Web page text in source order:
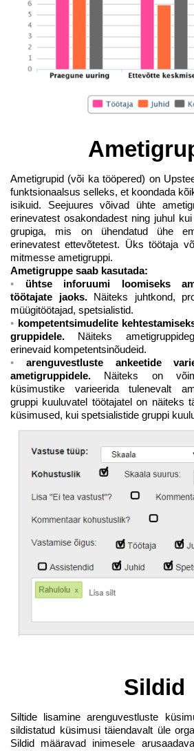
Ametigrupid (või ka tööpered) on
funktsionaalsus selleks, et koondada
isikuid. Seejuures võivad ühte
erinevatest osakondadest ning juhul
grupiga, mis on ühendatud ühe
erinevatest ettevõtetest. Üks töötaja
mitmesse ametigruppi.
Ametigruppe saab kasutada:
ühtse inforuumi loomiseks
töötajate jaoks.Näiteks juhtkond,
müügitöötajad, spetsialistid.
kompetentsimudelite
gruppidele. Näiteks
erinevaid kompetentsinõudeid.
arenguvestluste ankeetide
ametigruppidele. Näiteks on
küsimustike varieerida tulenevalt
gruppi kuuluvatel töötajatel on näiteks
küsimused, kui spetsialistide gruppi
Sildid
Siltide lisamine arenguvestluste
sildistatud küsimusi täiendavalt üle
Sildid määravad inimesele